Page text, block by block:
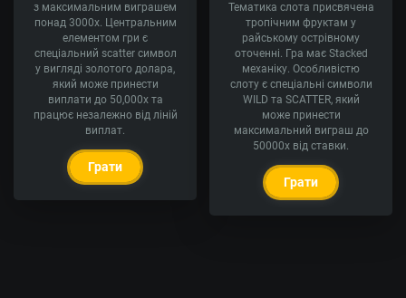
з максимальним виграшем
понад 3000x. Центральним
елементом гри є
спеціальний scatter символ
у вигляді золотого долара,
який може принести
виплати до 50,000x та
працює незалежно від ліній
виплат.
Грати
Тематика слота присвячена
тропічним фруктам у
райському острівному
оточенні. Гра має Stacked
механіку. Особливістю
слоту є спеціальні символи
WILD та SCATTER, який
може принести
максимальний виграш до
50000x від ставки.
Грати